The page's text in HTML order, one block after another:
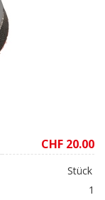
CHF 20.00
Stück
1